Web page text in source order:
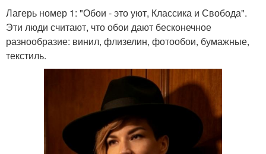
Лагерь номер 1: "Обои - это уют, Классика и Свобода".
Эти люди считают, что обои дают бесконечное
разнообразие: винил, флизелин, фотообои, бумажные,
текстиль.